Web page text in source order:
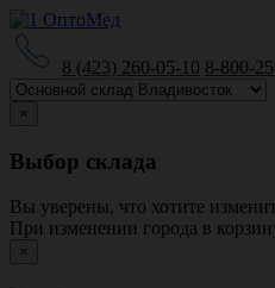
8 (423) 260-05-10 8-800-
×
Выбор склада
Вы уверены, что хотите
При изменении города в
×